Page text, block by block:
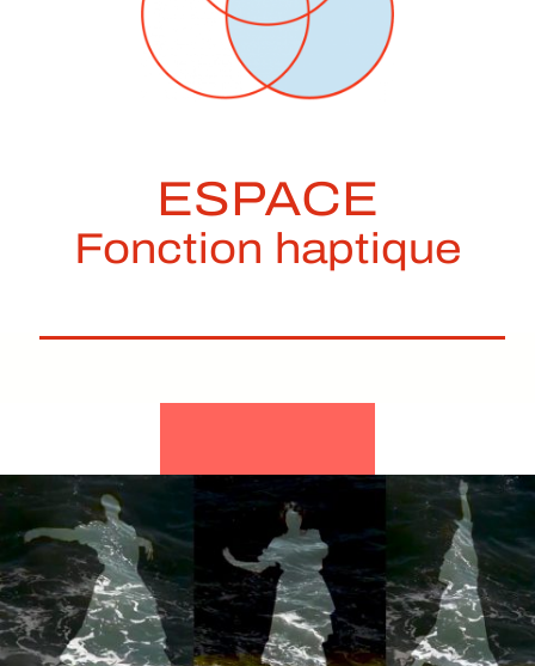
ESPACE
Fonction haptique